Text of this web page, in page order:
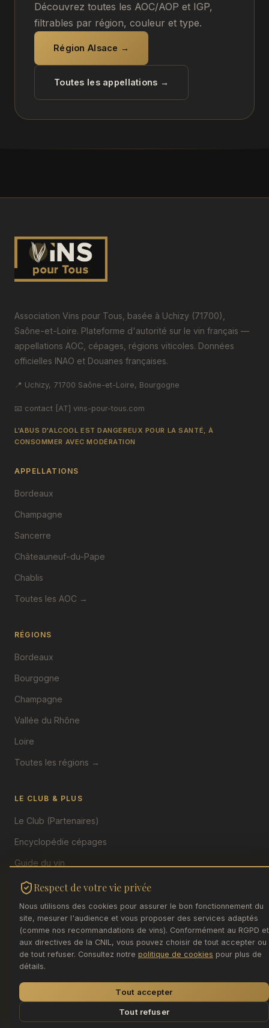
Découvrez toutes les AOC/AOP et IGP,
filtrables par région, couleur et type.
Région Alsace →
Toutes les appellations →
Association Vins pour Tous, basée à Uchizy (71700),
Saône-et-Loire. Plateforme d'autorité sur le vin français —
appellations AOC, cépages, régions viticoles. Données
officielles INAO et Douanes françaises.
📍 Uchizy, 71700 Saône-et-Loire, Bourgogne
📧 contact [AT] vins-pour-tous.com
L'ABUS D'ALCOOL EST DANGEREUX POUR LA SANTÉ, À
CONSOMMER AVEC MODÉRATION
APPELLATIONS
Bordeaux
Champagne
Sancerre
Châteauneuf-du-Pape
Chablis
Toutes les AOC →
RÉGIONS
Bordeaux
Bourgogne
Champagne
Vallée du Rhône
Loire
Toutes les régions →
LE CLUB & PLUS
Le Club (Partenaires)
Encyclopédie cépages
Guide du vin
Le Blog
INAO ↗
© 2026 Association Vins pour Tous — Uchizy (71700). Tous
droits réservés.
Mentions Légales Politique de Cookies
API IGN/INAO · data.economie.gouv.fr
Respect de votre vie privée
Nous utilisons des cookies pour assurer le bon fonctionnement du
site, mesurer l'audience et vous proposer des services adaptés
(comme nos recommandations de vins). Conformément au RGPD et
aux directives de la CNIL, vous pouvez choisir de tout accepter ou
de tout refuser. Consultez notre politique de cookies pour plus de
détails.
Tout accepter
Tout refuser